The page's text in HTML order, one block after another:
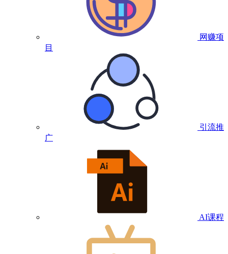
网赚项
目
引流推
广
AI课程